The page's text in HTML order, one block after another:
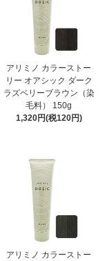
アリミノ カラーストー
リー オアシック ダーク
ラズベリーブラウン（染
毛料） 150g
1,320円(税120円)
アリミノ カラーストー